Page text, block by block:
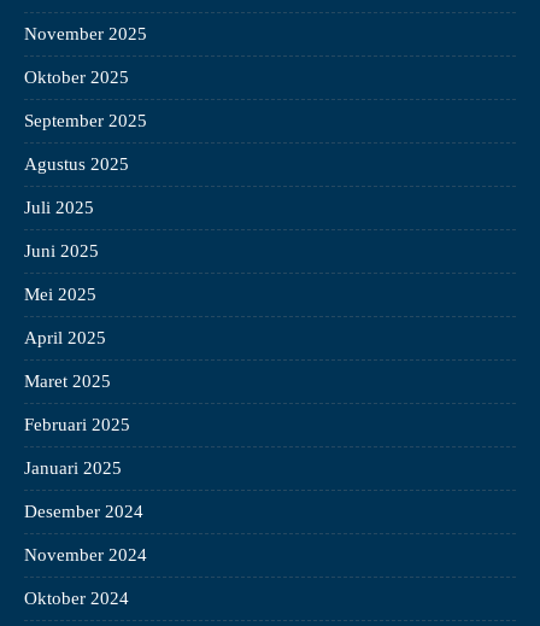
November 2025
Oktober 2025
September 2025
Agustus 2025
Juli 2025
Juni 2025
Mei 2025
April 2025
Maret 2025
Februari 2025
Januari 2025
Desember 2024
November 2024
Oktober 2024